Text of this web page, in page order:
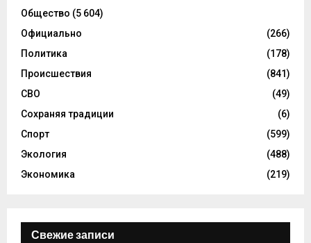
Общество (5 604)
Официально
(266)
Политика
(178)
Происшествия
(841)
СВО
(49)
Сохраняя традиции
(6)
Спорт
(599)
Экология
(488)
Экономика
(219)
Свежие записи